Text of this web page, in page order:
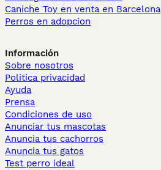
Caniche Toy en venta en Barcelona
Perros en adopcion
Información
Sobre nosotros
Politica privacidad
Ayuda
Prensa
Condiciones de uso
Anunciar tus mascotas
Anuncia tus cachorros
Anuncia tus gatos
Test perro ideal